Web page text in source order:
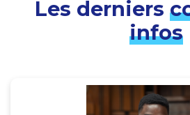
Les derniers
infos